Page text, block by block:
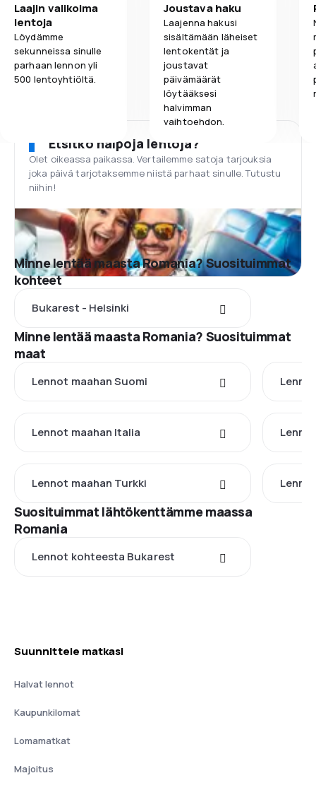
Laajin valikoima
lentoja
Löydämme
sekunneissa sinulle
parhaan lennon yli
500 lentoyhtiöltä.
Joustava haku
Laajenna hakusi
sisältämään läheiset
lentokentät ja
joustavat
päivämäärät
löytääksesi
halvimman
vaihtoehdon.
Etsitkö halpoja lentoja?
Olet oikeassa paikassa. Vertailemme satoja tarjouksia
joka päivä tarjotaksemme niistä parhaat sinulle. Tutustu
niihin!
Minne lentää maasta Romania? Suosituimmat
kohteet
Bukarest - Helsinki
Minne lentää maasta Romania? Suosituimmat
maat
Lennot maahan Suomi
Lennot maahan Italia
Lennot maahan Turkki
Suosituimmat lähtökenttämme maassa
Romania
Lennot kohteesta Bukarest
Suunnittele matkasi
Halvat lennot
Kaupunkilomat
Lomamatkat
Majoitus